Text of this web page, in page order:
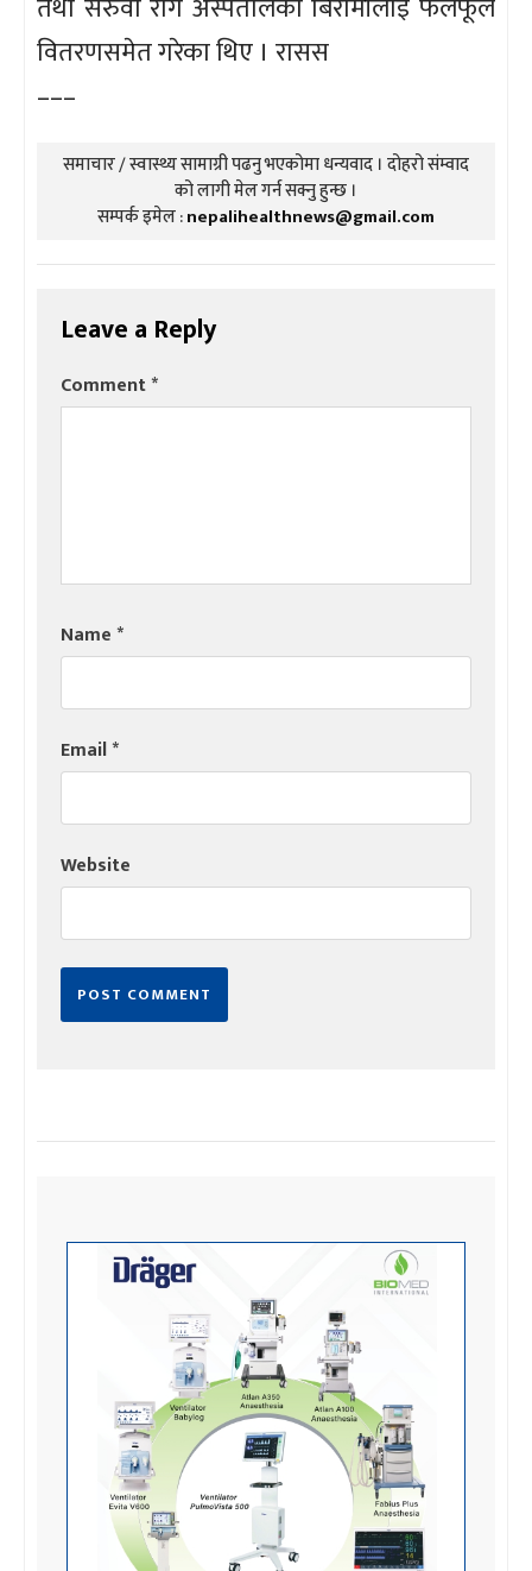
वितरणसमेत गरेका थिए । रासस
–––
समाचार / स्वास्थ्य सामाग्री पढनु भएकोमा धन्यवाद । दोहरो संम्वाद
को लागी मेल गर्न सक्नु हुन्छ ।
सम्पर्क इमेल :nepalihealthnews@gmail.com
Leave a Reply
Comment*
Name*
Email*
Website